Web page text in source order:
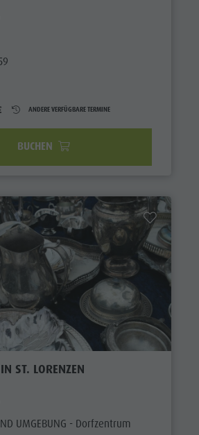
ANDERE VERFÜGBARE TERMINE
BUCHEN
ST. LORENZEN
UMGEBUNG - Dorfzentrum